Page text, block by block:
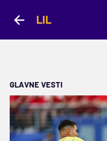
LIL
GLAVNE VESTI